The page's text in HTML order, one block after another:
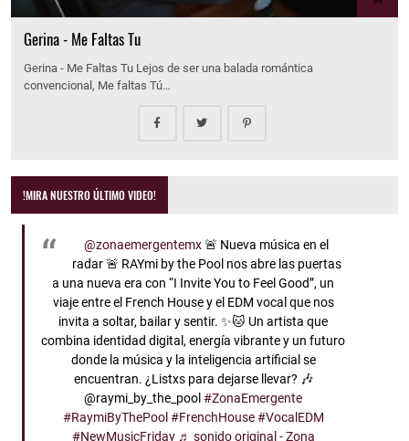
Gerina - Me Faltas Tu
Gerina - Me Faltas Tu Lejos de ser una balada romántica
convencional, Me faltas Tú…
!MIRA NUESTRO ÚLTIMO VIDEO!
@zonaemergentemx🚨 Nueva música en el
radar 🚨 RAYmi by the Pool nos abre las puertas
a una nueva era con “I Invite You to Feel Good”, un
viaje entre el French House y el EDM vocal que nos
invita a soltar, bailar y sentir. ✨🐱 Un artista que
combina identidad digital, energía vibrante y un futuro
donde la música y la inteligencia artificial se
encuentran. ¿Listxs para dejarse llevar? 🎶
@raymi_by_the_pool #ZonaEmergente
#RaymiByThePool #FrenchHouse #VocalEDM
#NewMusicFriday ♬ sonido original - Zona